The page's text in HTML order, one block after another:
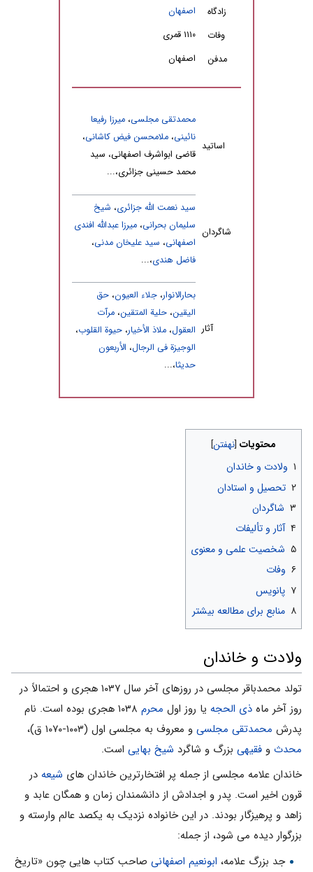
زادگاه
اصفهان
وفات
۱۱۱۰ قمری
مدفن
اصفهان
اساتید
محمدتقی مجلسی، میرزا رفیعا
نائینی، ملامحسن فیض کاشانی،
قاضی ابواشرف اصفهانی، سید
محمد حسینی جزائری،...
شاگردان
سید نعمت الله جزائرى، شیخ
سلیمان بحرانی، میرزا عبدالله افندى
اصفهانى، سید علیخان مدنى،
فاضل هندى،...
آثار
بحارالانوار، جلاء العیون، حق
الیقین، حلیة المتقین، مرآت
العقول، ملاذ الأخیار، حیوة القلوب،
الوجیزة فى الرجال، الأربعون
حدیثا،...
محتویات
۱ ولادت و خاندان
۲ تحصیل و استادان
۳ شاگردان
۴ آثار و تألیفات
۵ شخصیت علمی و معنوى
۶ وفات
۷ پانویس
۸ منابع برای مطالعه بیشتر
ولادت و خاندان
تولد محمدباقر مجلسی در روزهای آخر سال ۱۰۳۷ هجری و احتمالاً در
روز آخر ماه ذی الحجه یا روز اول محرم
۱۰۳۸ هجری بوده است. نام
پدرش محمدتقى مجلسی و معروف به مجلسی اول (۱۰۰۳-۱۰۷۰ ق)،
محدث و فقیهى بزرگ و شاگرد شیخ بهایی است.
خاندان علامه مجلسى از جمله پر افتخارترین خاندان هاى شیعه در
قرون اخیر است. پدر و اجدادش از دانشمندان زمان و همگان عابد و
زاهد و پرهیزگار بودند. در این خانواده نزدیک به یکصد عالم وارسته و
بزرگوار دیده مى شود، از جمله:
جد بزرگ علامه، ابونعیم اصفهانیصاحب کتاب هایى چون «تاریخ